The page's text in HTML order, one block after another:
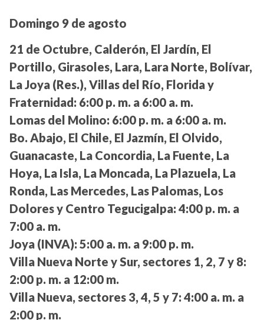
Domingo 9 de agosto
21 de Octubre, Calderón, El Jardín, El
Portillo, Girasoles, Lara, Lara Norte, Bolívar,
La Joya (Res.), Villas del Río, Florida y
Fraternidad: 6:00 p. m. a 6:00 a. m.
Lomas del Molino: 6:00 p. m. a 6:00 a. m.
Bo. Abajo, El Chile, El Jazmín, El Olvido,
Guanacaste, La Concordia, La Fuente, La
Hoya, La Isla, La Moncada, La Plazuela, La
Ronda, Las Mercedes, Las Palomas, Los
Dolores y Centro Tegucigalpa: 4:00 p. m. a
7:00 a. m.
Joya (INVA): 5:00 a. m. a 9:00 p. m.
Villa Nueva Norte y Sur, sectores 1, 2, 7 y 8:
2:00 p. m. a 12:00 m.
Villa Nueva, sectores 3, 4, 5 y 7: 4:00 a. m. a
2:00 p. m.